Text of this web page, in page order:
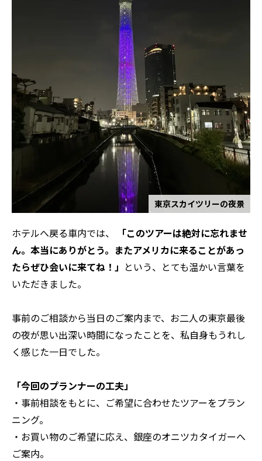
東京スカイツリーの夜景
ホテルへ戻る車内では、
「このツアーは絶対に忘れませ
ん。本当にありがとう。またアメリカに来ることがあっ
たらぜひ会いに来てね！」 という、とても温かい言葉を
いただきました。
事前のご相談から当日のご案内まで、お二人の東京最後
の夜が思い出深い時間になったことを、私自身もうれし
く感じた一日でした。
「今回のプランナーの工夫」
・事前相談をもとに、ご希望に合わせたツアーをプラン
ニング。
・お買い物のご希望に応え、銀座のオニツカタイガーへ
ご案内。